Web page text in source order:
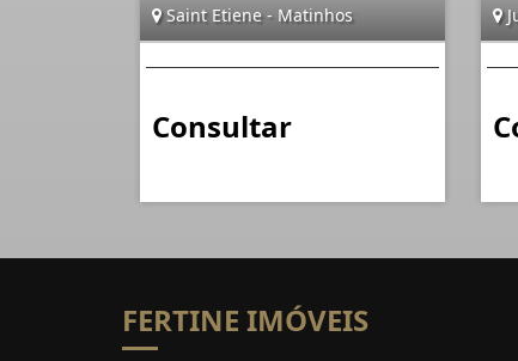
Saint Etiene - Matinhos
Consultar
FERTINE IMÓVEIS